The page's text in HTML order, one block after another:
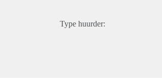
Type huurder: